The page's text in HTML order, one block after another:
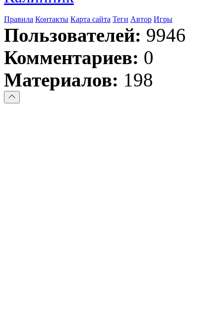
Правила Контакты Карта сайта Теги Автор Игры
Пользователей: 9946
Комментариев: 0
Материалов: 198